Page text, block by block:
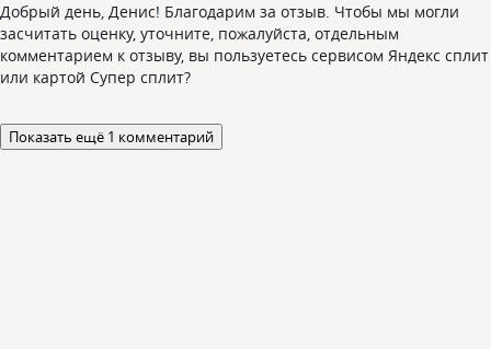
Добрый день, Денис! Благодарим за отзыв. Чтобы мы могли
засчитать оценку, уточните, пожалуйста, отдельным
комментарием к отзыву, вы пользуетесь сервисом Яндекс сплит
или картой Супер сплит?
Показать ещё 1 комментарий